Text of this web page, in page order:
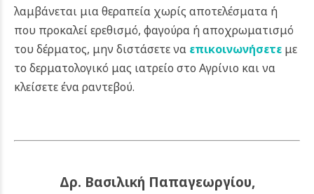
λαμβάνεται μια θεραπεία χωρίς αποτελέσματα ή
που προκαλεί ερεθισμό, φαγούρα ή αποχρωματισμό
του δέρματος, μην διστάσετε να επικοινωνήσετε με
το δερματολογικό μας ιατρείο στο Αγρίνιο και να
κλείσετε ένα ραντεβού.
Δρ. Βασιλική Παπαγεωργίου,